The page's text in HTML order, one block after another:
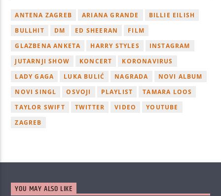
ANTENA ZAGREB ARIANA GRANDE
BILLIE EILISH
BULLHIT
DM ED SHEERAN
FILM
GLAZBENA ANKETA
HARRY STYLES
INSTAGRAM
JUTARNJI SHOW
KONCERT
KORONAVIRUS
LADY GAGA
LUKA BULIĆ NAGRADA
NOVI ALBUM
NOVI SINGL
OSVOJI PLAYLIST
TAMARA LOOS
TAYLOR SWIFT
TWITTER VIDEO
YOUTUBE
ZAGREB
YOU MAY ALSO LIKE